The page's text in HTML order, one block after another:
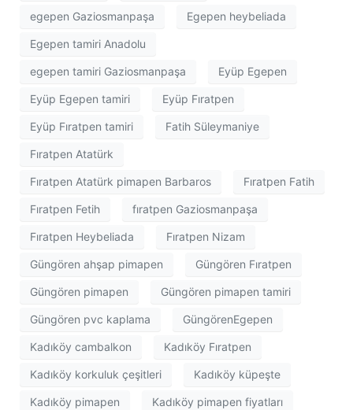
egepen Gaziosmanpaşa Egepen heybeliada
Egepen tamiri Anadolu
egepen tamiri Gaziosmanpaşa Eyüp Egepen
Eyüp Egepen tamiri Eyüp Fıratpen
Eyüp Fıratpen tamiri Fatih Süleymaniye
Fıratpen Atatürk
Fıratpen Atatürk pimapen Barbaros Fıratpen Fatih
Fıratpen Fetih fıratpen Gaziosmanpaşa
Fıratpen Heybeliada Fıratpen Nizam
Güngören ahşap pimapen Güngören Fıratpen
Güngören pimapen Güngören pimapen tamiri
Güngören pvc kaplama GüngörenEgepen
Kadıköy cambalkon Kadıköy Fıratpen
Kadıköy korkuluk çeşitleri Kadıköy küpeşte
Kadıköy pimapen Kadıköy pimapen fiyatları